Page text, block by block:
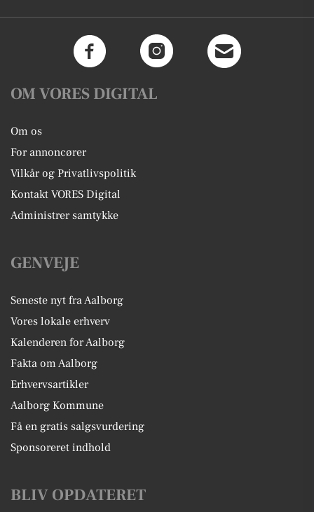
OM VORES DIGITAL
Om os
For annoncører
Vilkår og Privatlivspolitik
Kontakt VORES Digital
Administrer samtykke
GENVEJE
Seneste nyt fra Aalborg
Vores lokale erhverv
Kalenderen for Aalborg
Fakta om Aalborg
Erhvervsartikler
Aalborg Kommune
Få en gratis salgsvurdering
Sponsoreret indhold
BLIV OPDATERET